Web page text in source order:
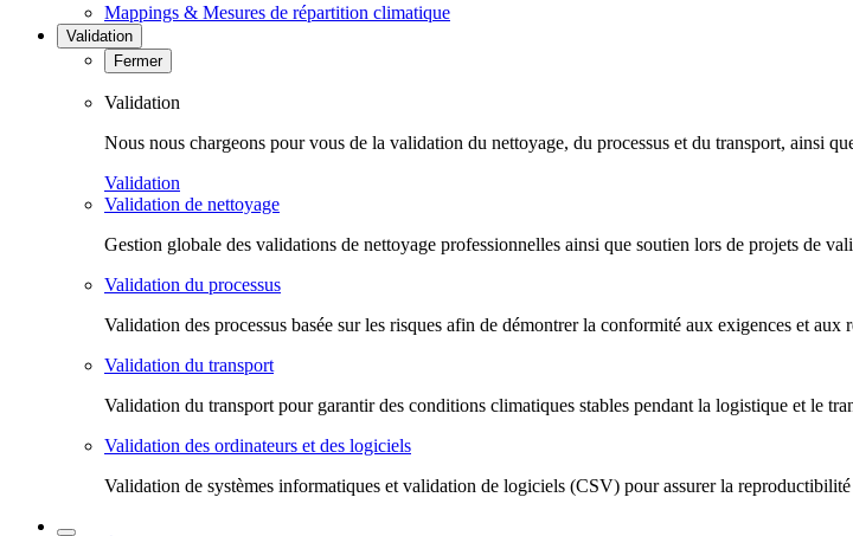
Mappings & Mesures de répartition climatique
Validation
Fermer
Validation
Nous nous chargeons pour vous de la validation du nettoyage, du processus et du transport, ainsi
Validation
Validation de nettoyage
Gestion globale des validations de nettoyage professionnelles ainsi que soutien lors de projets de
Validation du processus
Validation des processus basée sur les risques afin de démontrer la conformité aux exigences et aux
Validation du transport
Validation du transport pour garantir des conditions climatiques stables pendant la logistique et le
Validation des ordinateurs et des logiciels
Validation de systèmes informatiques et validation de logiciels (CSV) pour assurer la reproductibilité